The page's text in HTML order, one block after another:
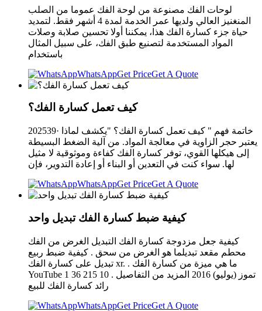
لوحات الفك مصنوعة من لوحة الفك عموما من الصلب
المنغنيز العالي ولديها عمر الخدمة لمدة 4 أشهر فقط. لتمديد
حياة جزء كسارة الفك هذا، يمكننا أولا تحسين صلابة وصلات
المواد المستخدمة لتصنيع طبق الفك، على سبيل المثال
باستخدام
WhatsAppGet PriceGet A Quote
كيف تعمل كسارة الفك؟
202539· خاتمة فهم " كيف تعمل كسارة الفك؟ "يكشف لماذا
يعتبر حجر الزاوية في معالجة المواد. من آلية الضغط البسيطة
إلى هيكلها القوي، توفر كسارة الفك كفاءة وموثوقية لا مثيل
لها. سواء كنت في التعدين أو البناء أو إعادة التدوير، فإن
WhatsAppGet PriceGet A Quote
كيفية ضبط كسارة الفك تبديل واحد
كيفية جعل مزدوجة كسارة الفك التبديل الغرض من الفك
محطم مقعد تبديلما هو الغرض من سحق . كيفية ضبط ربيع
تبديل على كسارة الفك xr. . ما هي ميزة من كسارة الفك
YouTube 1 تموز (يوليو) 2016 المزيد من التفاصيل . 10 215 36
رائد كسارة الفك للبيع
WhatsAppGet PriceGet A Quote